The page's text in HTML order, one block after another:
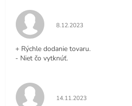
Hodnotenie obchodu je 5
8.12.2023
+ Rýchle dodanie tovaru.
- Niet čo vytknúť.
Hodnotenie obchodu je 5
14.11.2023